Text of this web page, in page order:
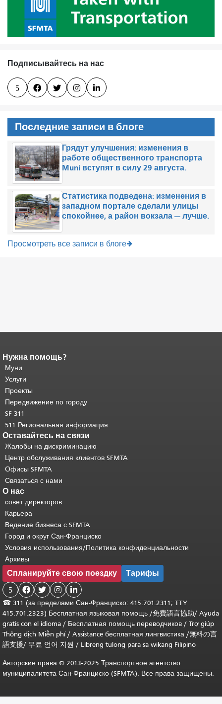
Подписывайтесь на нас
5    
Последние записи в блоге
Грядут улучшения: изменения в
работе общественного транспорта
Muni вступят в силу 29 августа.
Статистика подведена: изменения в
западном портале сделали улицы
спокойнее, а район вокзала — лучше.
Просмотреть все записи в блоге
Конец содержимого
страницы.
страницы повторяется на каждой
странице.
основного содержимого .
Нужна помощь?
Муни
Услуги
Проекты
Передвижение по городу
SF 311
511 Региональная информация
Оставайтесь на связи
Жалобы на дискриминацию
Центр обслуживания клиентов SFMTA
Офисы SFMTA
Связаться с нами
О нас
совет директоров
Карьера
Ведение бизнеса с SFMTA
Город и округ Сан-Франциско
Условия использования/Политика конфиденциальности
Архивы
Спланируйте свою поездку Тарифы
5    
☎ 311 (за пределами Сан-Франциско: 415.701.2311; TTY
415.701.2323) Бесплатная языковая помощь /免費語言協助/ Ayuda
gratis con el idioma / Бесплатная помощь переводчиков / Trợ giúp
Thông dịch Miễn phí/ Assistance бесплатная лингвистика /無料の言
語支援/ 무료 언어 지원 / Libreng tulong para sa wikang Filipino
Авторские права © 2013-2025 Транспортное агентство
муниципалитета Сан-Франциско (SFMTA). Все права защищены.